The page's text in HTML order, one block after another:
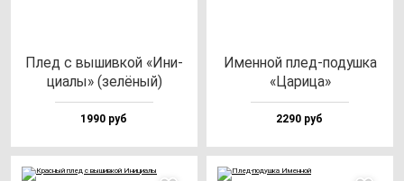
Плед с вы­шив­кой «Ини­
ци­алы» (зе­лё­ный)
1990 руб
Имен­ной плед-по­душ­ка
«Цари­ца»
2290 руб